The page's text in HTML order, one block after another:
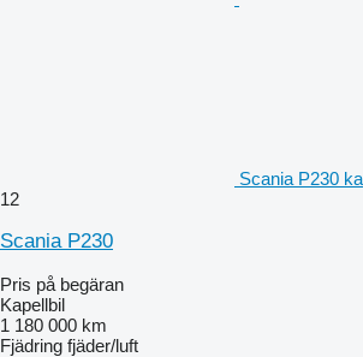
Scania P230
12
Scania P230
Pris på begäran
Kapellbil
1 180 000 km
Fjädring fjäder/luft